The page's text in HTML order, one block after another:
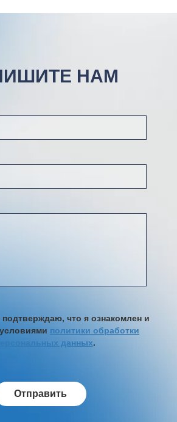
НАМ
что я ознакомлен и
политики обработки
персональных данных.